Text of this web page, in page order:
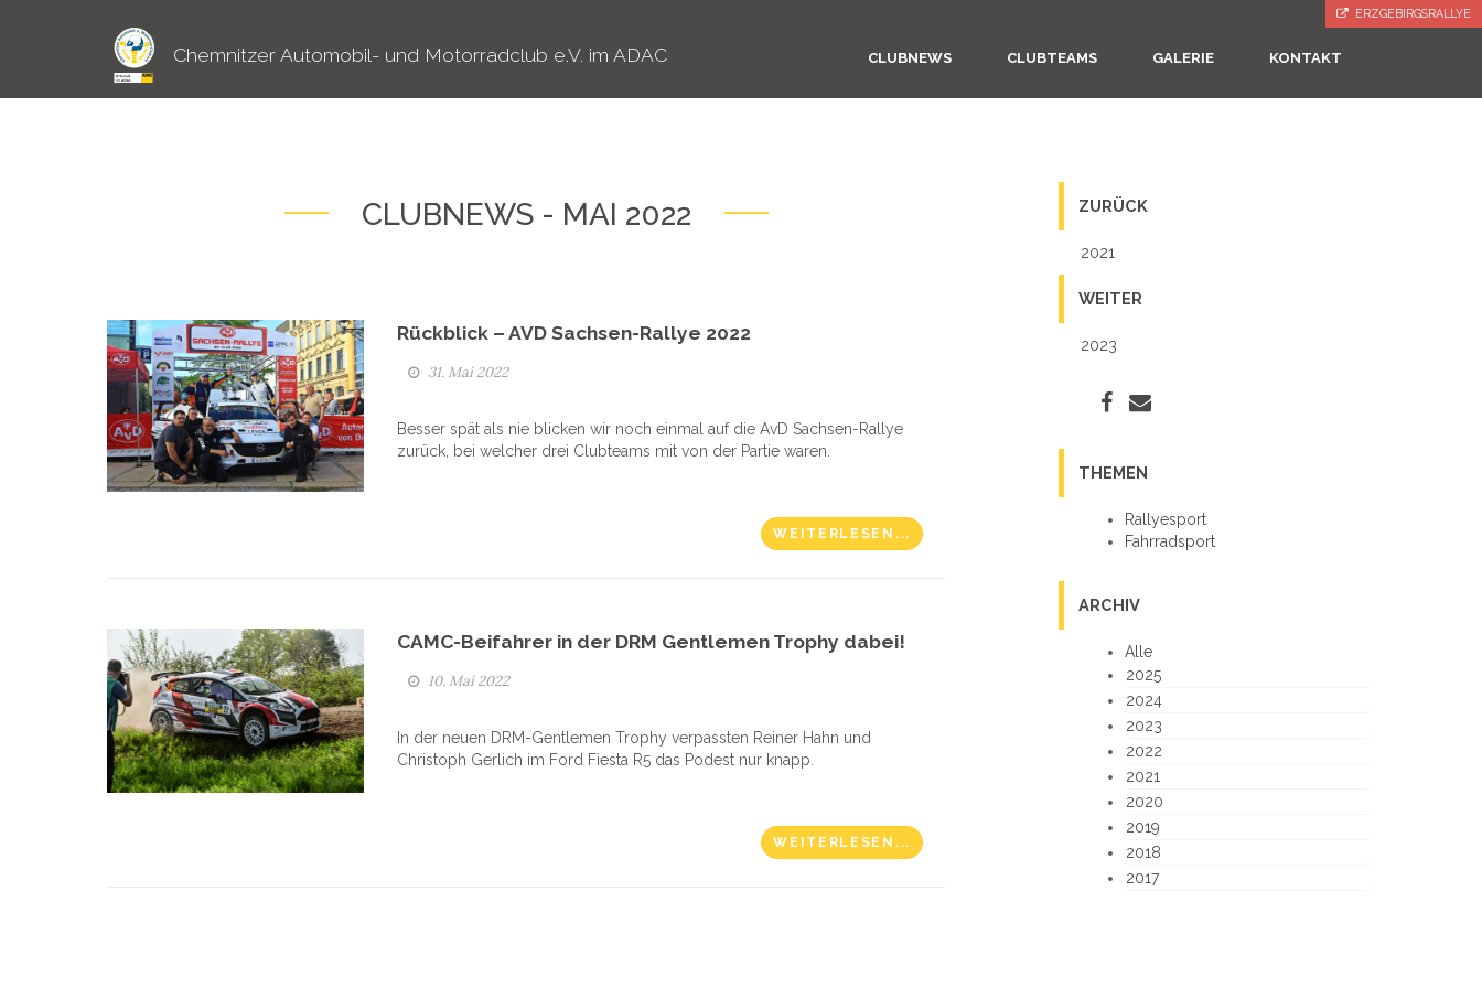
ERZGEBIRGSRALLYE
Chemnitzer Automobil- und Motorradclub e.V. im ADAC CLUBNEWS CLUBTEAMS GALERIE KONTAKT
CLUBNEWS - MAI 2022
Rückblick – AVD Sachsen-Rallye 2022
31. Mai 2022
Besser spät als nie blicken wir noch einmal auf die AvD Sachsen-Rallye
zurück, bei welcher drei Clubteams mit von der Partie waren.
WEITERLESEN...
CAMC-Beifahrer in der DRM Gentlemen Trophy dabei!
10. Mai 2022
In der neuen DRM-Gentlemen Trophy verpassten Reiner Hahn und
Christoph Gerlich im Ford Fiesta R5 das Podest nur knapp.
WEITERLESEN...
ZURÜCK
2021
WEITER
2023
THEMEN
Rallyesport
Fahrradsport
ARCHIV
Alle
2025
2024
2023
2022
2021
2020
2019
2018
2017